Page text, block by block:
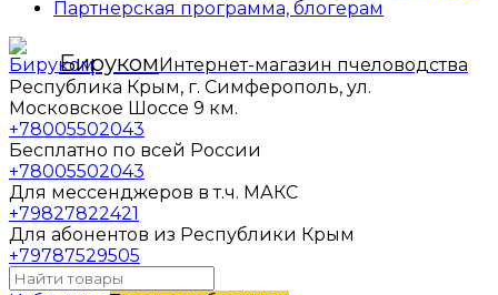
Партнерская программа, блогерам
БирукомИнтернет-магазин пчеловодства
Республика Крым, г. Симферополь, ул.
Московское Шоссе 9 км.
+78005502043
Бесплатно по всей России
+78005502043
Для мессенджеров в т.ч. МАКС
+79827822421
Для абонентов из Республики Крым
+79787529505